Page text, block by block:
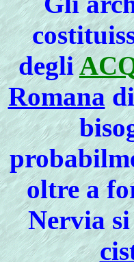
degli
Romana
oltre a
Nervia